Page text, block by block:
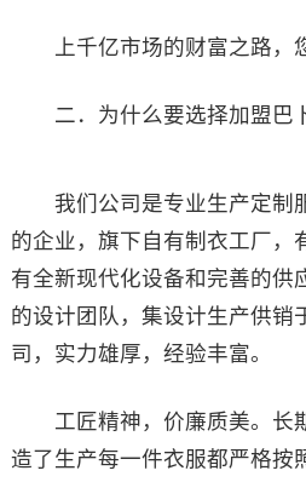
上千亿市场的财富之路，您
二．为什么要选择加盟巴卜
我们公司是专业生产定制
的企业，旗下自有制衣工厂，
有全新现代化设备和完善的供
的设计团队，集设计生产供销
司，实力雄厚，经验丰富。
工匠精神，价廉质美。长
造了生产每一件衣服都严格按